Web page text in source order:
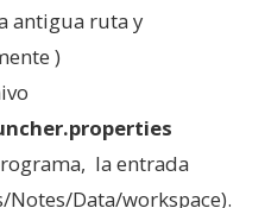
antigua ruta y
)
la entrada
Notes/Data/workspace).